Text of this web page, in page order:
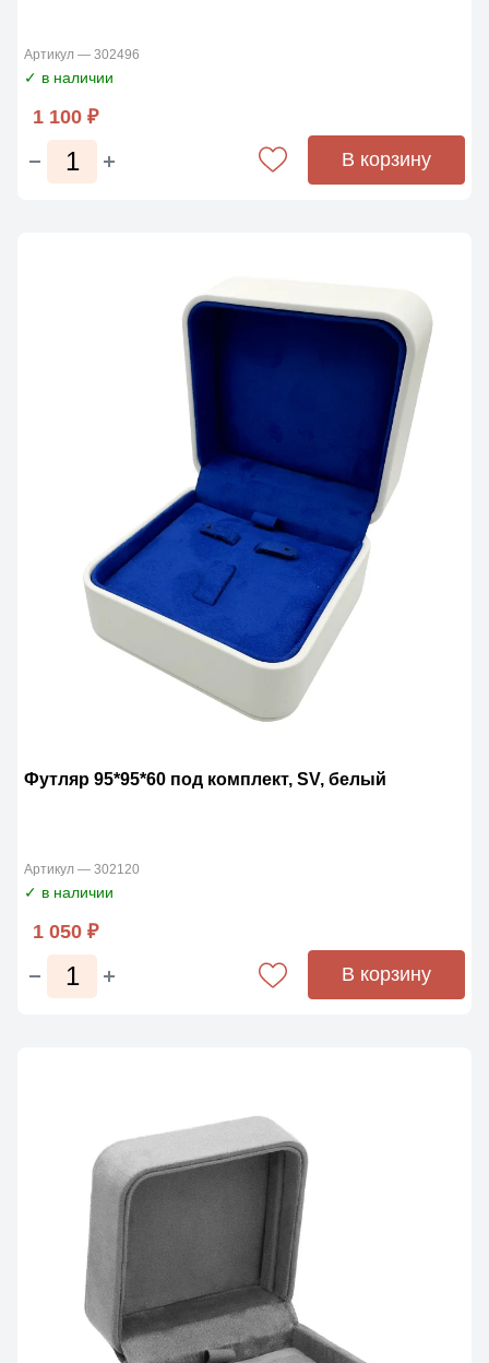
Артикул — 302496
✓ в наличии
1 100 ₽
В корзину
Футляр 95*95*60 под комплект, SV, белый
Артикул — 302120
✓ в наличии
1 050 ₽
В корзину